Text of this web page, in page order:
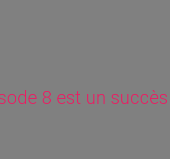
8 est un succès